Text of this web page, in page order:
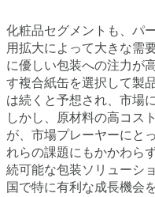
化粧品セグメントも、パ
用拡大によって大きな需
に優しい包装への注力が
す複合紙缶を選択して製
は続くと予想され、市場
しかし、原材料の高コス
が、市場プレーヤーにと
れらの課題にもかかわら
続可能な包装ソリューシ
国で特に有利な成長機会